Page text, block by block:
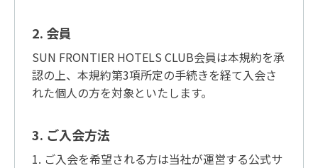
2. 会員
SUN FRONTIER HOTELS CLUB会員は本規約を承
認の上、本規約第3項所定の手続きを経て入会さ
れた個人の方を対象といたします。
3. ご入会方法
1. ご入会を希望される方は当社が運営する公式サ